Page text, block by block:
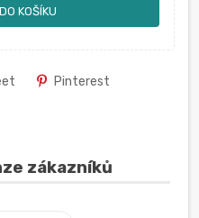
KOŠÍKU
Pinterest
zákazníků